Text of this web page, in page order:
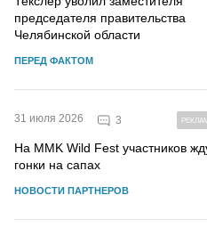
председателя правительства
Челябинской области
ПЕРЕД ФАКТОМ
31 июля 2026 3
На MMK Wild Fest участников
гонки на сапах
НОВОСТИ ПАРТНЕРОВ